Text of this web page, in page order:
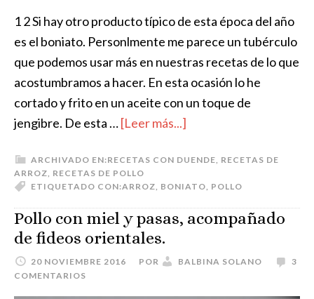
1 2 Si hay otro producto típico de esta época del año
es el boniato. Personlmente me parece un tubérculo
que podemos usar más en nuestras recetas de lo que
acostumbramos a hacer. En esta ocasión lo he
cortado y frito en un aceite con un toque de
jengibre. De esta …[Leer más...]
ARCHIVADO EN:RECETAS CON DUENDE RECETAS DE
ARROZ RECETAS DE POLLO
ETIQUETADO CON:ARROZ BONIATO POLLO
Pollo con miel y pasas, acompañado
de fideos orientales.
20 NOVIEMBRE 2016 POR BALBINA SOLANO
3
COMENTARIOS